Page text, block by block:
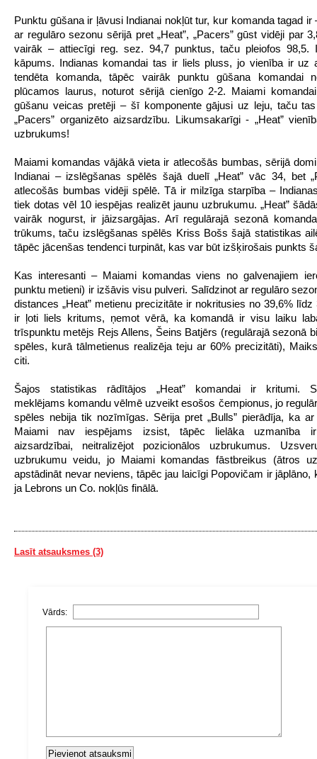
Punktu gūšana ir ļāvusi Indianai nokļūt tur, kur komanda tagad ir
ar regulāro sezonu sērijā pret „Heat”, „Pacers” gūst vidēji par
vairāk – attiecīgi reg. sez. 94,7 punktus, taču pleiofos 98,5.
kāpums. Indianas komandai tas ir liels pluss, jo vienība ir uz
tendēta komanda, tāpēc vairāk punktu gūšana komandai
plūcamos laurus, noturot sērijā cienīgo 2-2. Maiami
gūšanu veicas pretēji – šī komponente gājusi uz leju, taču
„Pacers” organizēto aizsardzību. Likumsakarīgi - „Heat”
uzbrukums!
Maiami komandas vājākā vieta ir atlecošās bumbas, sērijā
Indianai – izslēgšanas spēlēs šajā duelī „Heat” vāc 34, bet
atlecošās bumbas vidēji spēlē. Tā ir milzīga starpība –
tiek dotas vēl 10 iespējas realizēt jaunu uzbrukumu. „Heat”
vairāk nogurst, ir jāizsargājas. Arī regulārajā sezonā
trūkums, taču izslēgšanas spēlēs Kriss Bošs šajā statistikas
tāpēc jācenšas tendenci turpināt, kas var būt izšķirošais punkts
Kas interesanti – Maiami komandas viens no galvenajiem
punktu metieni) ir izšāvis visu pulveri. Salīdzinot ar regulāro
distances „Heat” metienu precizitāte ir nokritusies no 39,6% līdz
ir ļoti liels kritums, ņemot vērā, ka komandā ir visu laiku
trīspunktu metējs Rejs Allens, Šeins Batjērs (regulārajā sezonā
spēles, kurā tālmetienus realizēja teju ar 60% precizitāti),
citi.
Šajos statistikas rādītājos „Heat” komandai ir kritumi.
meklējams komandu vēlmē uzveikt esošos čempionus, jo
spēles nebija tik nozīmīgas. Sērija pret „Bulls” pierādīja, ka
Maiami nav iespējams izsist, tāpēc lielāka uzmanība
aizsardzībai, neitralizējot pozicionālos uzbrukumus.
uzbrukumu veidu, jo Maiami komandas fāstbreikus (ātros
apstādināt nevar neviens, tāpēc jau laicīgi Popovičam ir jāplāno,
ja Lebrons un Co. nokļūs finālā.
Lasīt atsauksmes (3)
Vārds: